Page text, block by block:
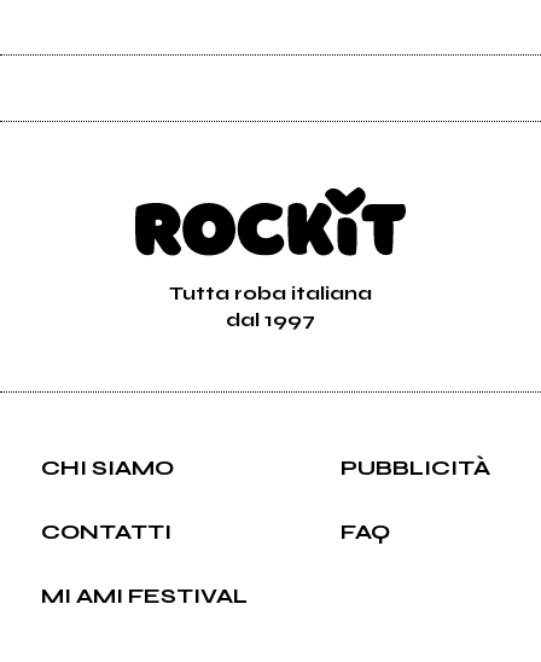
Tutta roba italiana
dal 1997
CHI SIAMO PUBBLICITÀ
CONTATTI FAQ
MI AMI FESTIVAL